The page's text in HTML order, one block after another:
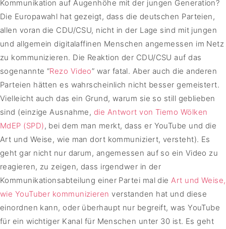
Kommunikation auf Augenhöhe mit der jungen Generation?
Die Europawahl hat gezeigt, dass die deutschen Parteien,
allen voran die CDU/CSU, nicht in der Lage sind mit jungen
und allgemein digitalaffinen Menschen angemessen im Netz
zu kommunizieren. Die Reaktion der CDU/CSU auf das
sogenannte “Rezo Video” war fatal. Aber auch die anderen
Parteien hätten es wahrscheinlich nicht besser gemeistert.
Vielleicht auch das ein Grund, warum sie so still geblieben
sind (einzige Ausnahme, die Antwort von Tiemo Wölken
MdEP (SPD), bei dem man merkt, dass er YouTube und die
Art und Weise, wie man dort kommuniziert, versteht). Es
geht gar nicht nur darum, angemessen auf so ein Video zu
reagieren, zu zeigen, dass irgendwer in der
Kommunikationsabteilung einer Partei mal die Art und Weise,
wie YouTuber kommunizieren verstanden hat und diese
einordnen kann, oder überhaupt nur begreift, was YouTube
für ein wichtiger Kanal für Menschen unter 30 ist. Es geht